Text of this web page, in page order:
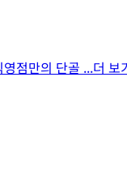
점만의 단골 ...더 보